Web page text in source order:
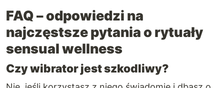
FAQ – odpowiedzi na
najczęstsze pytania o rytuały
sensual wellness
Czy wibrator jest szkodliwy?